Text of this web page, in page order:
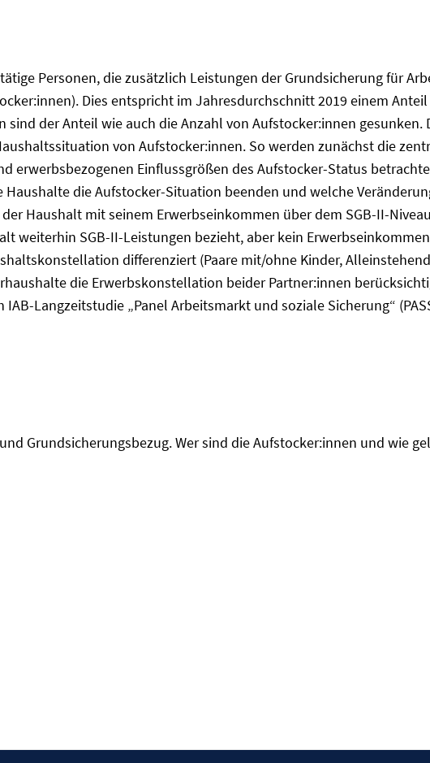
Personen, die zusätzlich Leistungen der Grundsicherung für
Dies entspricht im Jahresdurchschnitt 2019 einem
der Anteil wie auch die Anzahl von Aufstocker:innen gesunken.
von Aufstocker:innen. So werden zunächst die
Einflussgrößen des Aufstocker-Status
die Aufstocker-Situation beenden und welche
Haushalt mit seinem Erwerbseinkommen über dem SGB-II-
weiterhin SGB-II-Leistungen bezieht, aber kein
differenziert (Paare mit/ohne Kinder,
die Erwerbskonstellation beider Partner:innen
Langzeitstudie „Panel Arbeitsmarkt und soziale Sicherung“
Grundsicherungsbezug. Wer sind die Aufstocker:innen und wie